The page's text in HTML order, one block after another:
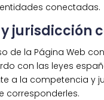
conectadas.
jurisdicción
de la Página Web
con las leyes
a la competencia y
corresponderles.